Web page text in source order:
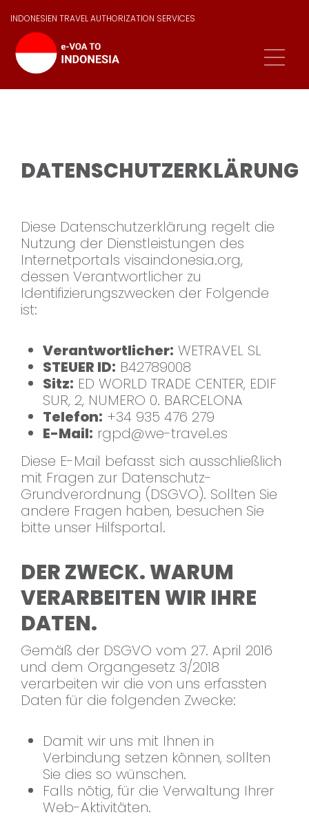
INDONESIEN TRAVEL AUTHORIZATION SERVICES
DATENSCHUTZERKLÄRUNG
Diese Datenschutzerklärung regelt die
Nutzung der Dienstleistungen des
Internetportals visaindonesia.org,
dessen Verantwortlicher zu
Identifizierungszwecken der Folgende
ist:
Verantwortlicher: WETRAVEL SL
STEUER ID: B42789008
Sitz: ED WORLD TRADE CENTER, EDIF
SUR, 2, NUMERO 0. BARCELONA
Telefon: +34 935 476 279
E-Mail: rgpd@we-travel.es
Diese E-Mail befasst sich ausschließlich
mit Fragen zur Datenschutz-
Grundverordnung (DSGVO). Sollten Sie
andere Fragen haben, besuchen Sie
bitte unser Hilfsportal.
DER ZWECK. WARUM
VERARBEITEN WIR IHRE
DATEN.
Gemäß der DSGVO vom 27. April 2016
und dem Organgesetz 3/2018
verarbeiten wir die von uns erfassten
Daten für die folgenden Zwecke:
Damit wir uns mit Ihnen in
Verbindung setzen können, sollten
Sie dies so wünschen.
Falls nötig, für die Verwaltung Ihrer
Web-Aktivitäten.